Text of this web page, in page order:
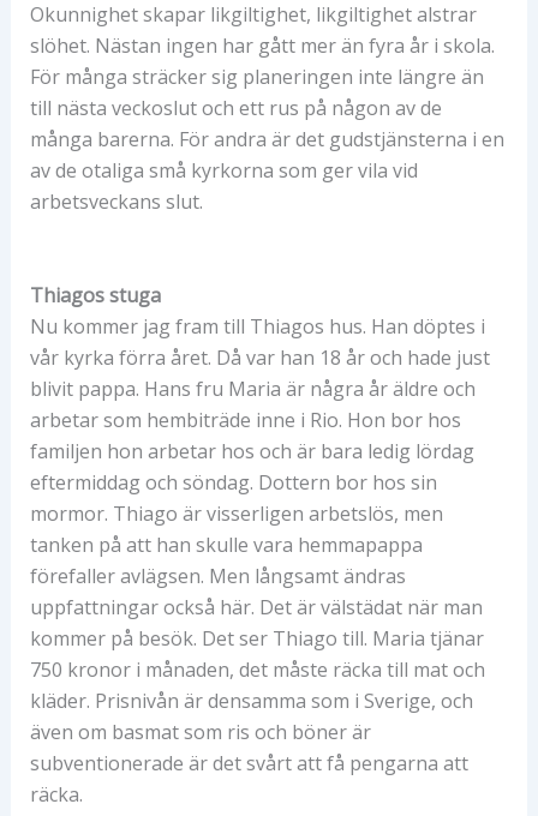
Okunnighet skapar likgiltighet, likgiltighet alstrar
slöhet. Nästan ingen har gått mer än fyra år i skola.
För många sträcker sig planeringen inte längre än
till nästa veckoslut och ett rus på någon av de
många barerna. För andra är det gudstjänsterna i en
av de otaliga små kyrkorna som ger vila vid
arbetsveckans slut.
Thiagos stuga
Nu kommer jag fram till Thiagos hus. Han döptes i
vår kyrka förra året. Då var han 18 år och hade just
blivit pappa. Hans fru Maria är några år äldre och
arbetar som hembiträde inne i Rio. Hon bor hos
familjen hon arbetar hos och är bara ledig lördag
eftermiddag och söndag. Dottern bor hos sin
mormor. Thiago är visserligen arbetslös, men
tanken på att han skulle vara hemmapappa
förefaller avlägsen. Men långsamt ändras
uppfattningar också här. Det är välstädat när man
kommer på besök. Det ser Thiago till. Maria tjänar
750 kronor i månaden, det måste räcka till mat och
kläder. Prisnivån är densamma som i Sverige, och
även om basmat som ris och böner är
subventionerade är det svårt att få pengarna att
räcka.